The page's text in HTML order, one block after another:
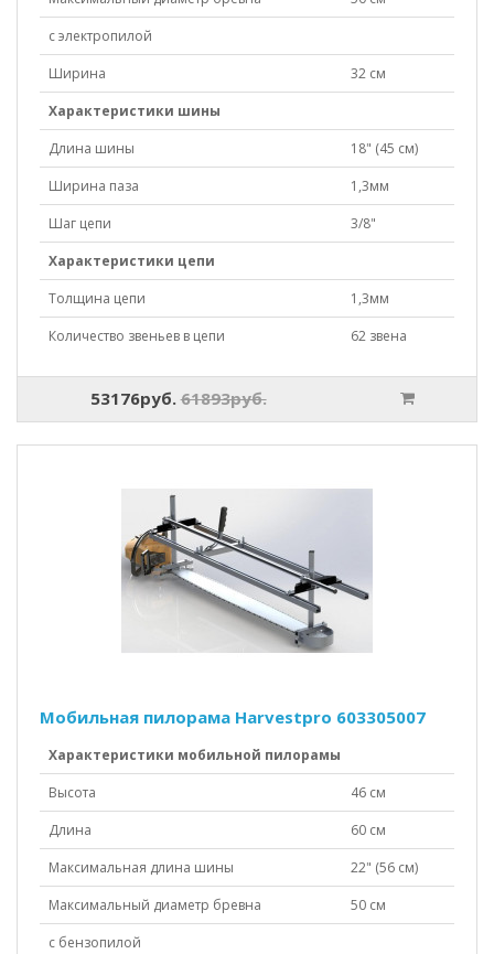
с электропилой
Ширина
32 см
Характеристики шины
Длина шины
18" (45 см)
Ширина паза
1,3мм
Шаг цепи
3/8"
Характеристики цепи
Толщина цепи
1,3мм
Количество звеньев в цепи
62 звена
53176руб. 61893руб.
Мобильная пилорама Harvestpro 603305007
Характеристики мобильной пилорамы
Высота
46 см
Длина
60 см
Максимальная длина шины
22" (56 см)
Максимальный диаметр бревна
50 см
с бензопилой